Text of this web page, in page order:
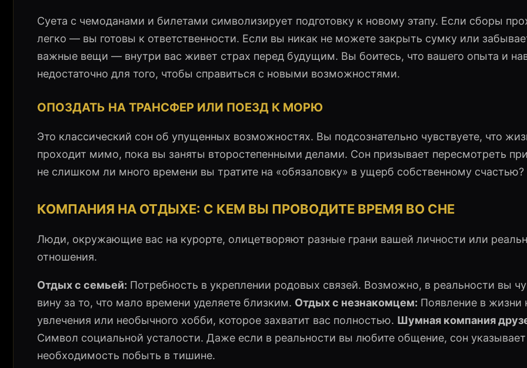
Суета с чемоданами и билетами символизирует подготовку к новому этапу. Если сборы
легко — вы готовы к ответственности. Если вы никак не можете закрыть сумку или
важные вещи — внутри вас живет страх перед будущим. Вы боитесь, что вашего опыта и
недостаточно для того, чтобы справиться с новыми возможностями.
ОПОЗДАТЬ НА ТРАНСФЕР ИЛИ ПОЕЗД К МОРЮ
Это классический сон об упущенных возможностях. Вы подсознательно чувствуете, что
проходит мимо, пока вы заняты второстепенными делами. Сон призывает пересмотреть
не слишком ли много времени вы тратите на «обязаловку» в ущерб собственному счастью?
КОМПАНИЯ НА ОТДЫХЕ: С КЕМ ВЫ ПРОВОДИТЕ ВРЕМЯ ВО СНЕ
Люди, окружающие вас на курорте, олицетворяют разные грани вашей личности или
отношения.
Отдых с семьей: Потребность в укреплении родовых связей. Возможно, в реальности вы
вину за то, что мало времени уделяете близким. Отдых с незнакомцем: Появление в жизни
увлечения или необычного хобби, которое захватит вас полностью. Шумная компания
Символ социальной усталости. Даже если в реальности вы любите общение, сон указывает
необходимость побыть в тишине.